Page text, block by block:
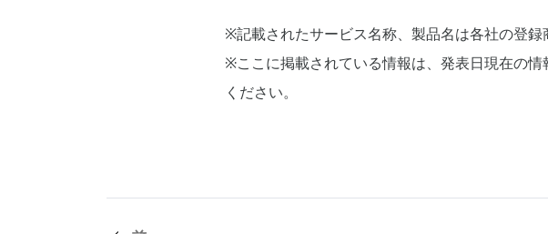
※記載されたサービス名称、製品名は各社の登録
※ここに掲載されている情報は、発表日現在の
ください。